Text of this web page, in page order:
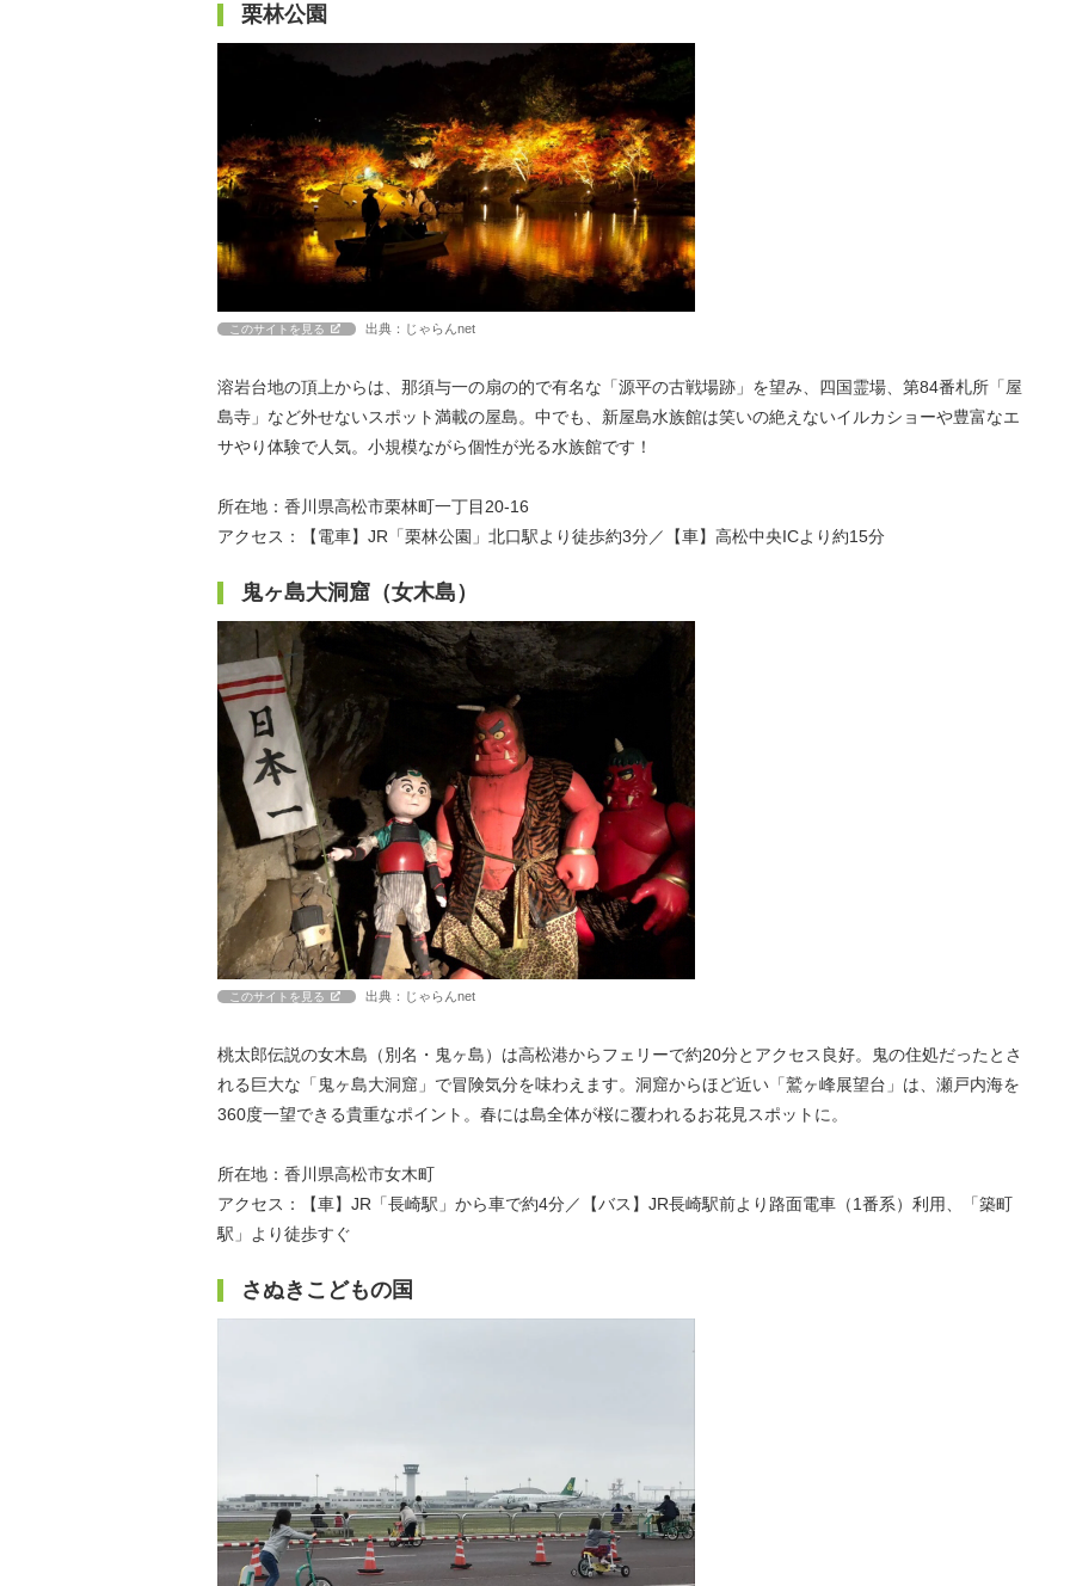
栗林公園
このサイトを見る 出典：じゃらんnet
溶岩台地の頂上からは、那須与一の扇の的で有名な「源平の古戦場跡」を望み、四国霊場、第84番札所「屋
島寺」など外せないスポット満載の屋島。中でも、新屋島水族館は笑いの絶えないイルカショーや豊富なエ
サやり体験で人気。小規模ながら個性が光る水族館です！
所在地：香川県高松市栗林町一丁目20-16
アクセス：【電車】JR「栗林公園」北口駅より徒歩約3分／【車】高松中央ICより約15分
鬼ヶ島大洞窟（女木島）
このサイトを見る 出典：じゃらんnet
桃太郎伝説の女木島（別名・鬼ヶ島）は高松港からフェリーで約20分とアクセス良好。鬼の住処だったとさ
れる巨大な「鬼ヶ島大洞窟」で冒険気分を味わえます。洞窟からほど近い「鷲ヶ峰展望台」は、瀬戸内海を
360度一望できる貴重なポイント。春には島全体が桜に覆われるお花見スポットに。
所在地：香川県高松市女木町
アクセス：【車】JR「長崎駅」から車で約4分／【バス】JR長崎駅前より路面電車（1番系）利用、「築町
駅」より徒歩すぐ
さぬきこどもの国